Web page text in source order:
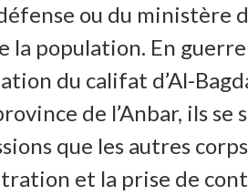
ou du ministère
la population. En
du califat d’Al-
de l’Anbar, ils
que les autres
et la prise de